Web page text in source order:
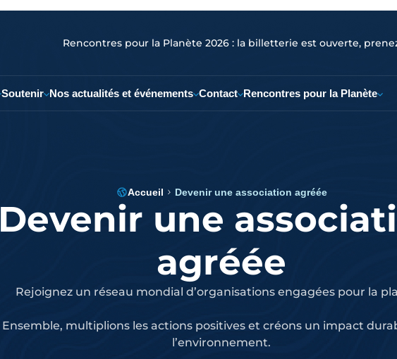
Rencontres pour la Planète 2026 : la billetterie est ouverte,
Soutenir Nos actualités et événements Contact Rencontres pour la Planète
Accueil Devenir une association agréée
Devenir une
agréée
Rejoignez un réseau mondial d’organisations engagées pour la
Ensemble, multiplions les actions positives et créons un impact
l’environnement.